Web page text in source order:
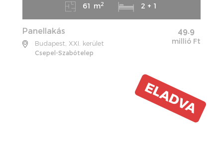
61 m2 2 + 1
49.9
millió Ft
Panellakás
Budapest, XXI. kerület
Csepel-Szabótelep
ELADVA